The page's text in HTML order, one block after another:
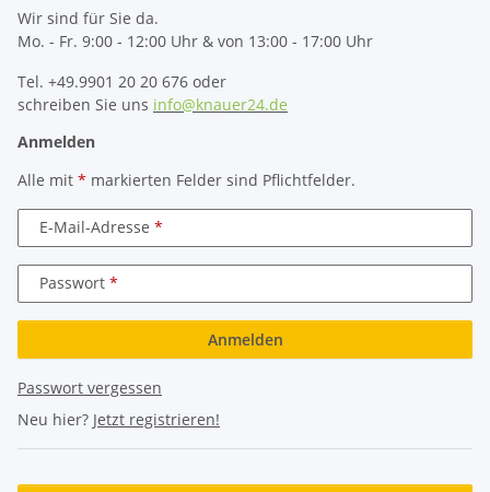
Wir sind für Sie da.
Mo. - Fr. 9:00 - 12:00 Uhr & von 13:00 - 17:00 Uhr
Tel. +49.9901 20 20 676 oder
schreiben Sie uns info@knauer24.de
Anmelden
Alle mit * markierten Felder sind Pflichtfelder.
E-Mail-Adresse
Passwort
Anmelden
Passwort vergessen
Neu hier? Jetzt registrieren!